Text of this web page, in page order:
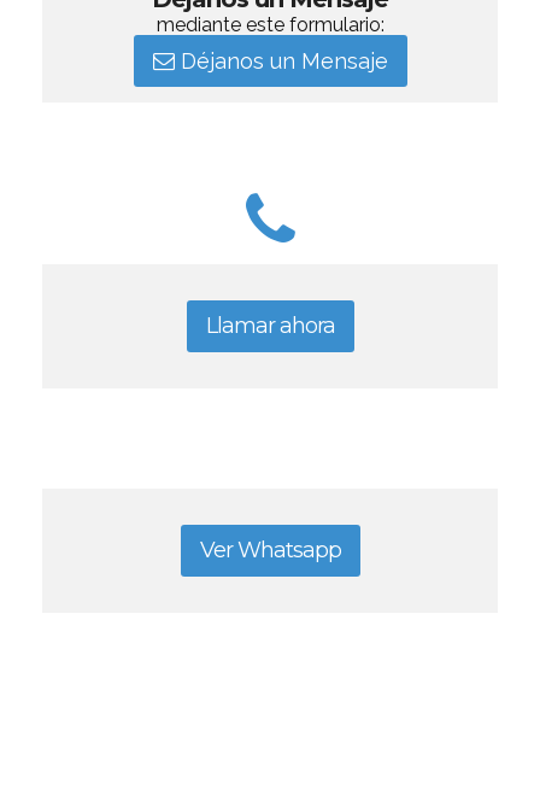
mediante este formulario:
Déjanos un Mensaje
Llamar ahora
Ver Whatsapp